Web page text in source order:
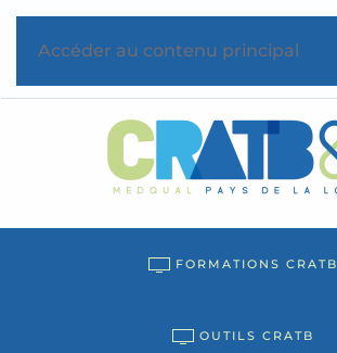
Accéder au contenu principal
FORMATIONS CRATB
OUTILS CRATB